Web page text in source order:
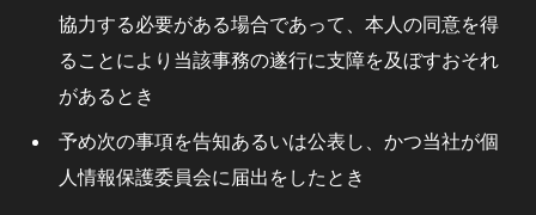
協力する必要がある場合であって、本人の同意を得
ることにより当該事務の遂行に支障を及ぼすおそれ
があるとき
予め次の事項を告知あるいは公表し、かつ当社が個
人情報保護委員会に届出をしたとき